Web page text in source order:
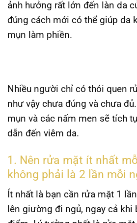
ảnh hưởng rất lớn đến làn da
đúng cách mới có thể giúp da
mụn làm phiền.
Nhiều người chỉ có thói quen
như vậy chưa đúng và chưa
mụn và các nấm men sẽ tích
dẫn đến viêm da.
1. Nên rửa mặt ít nhất
không phải là 2 lần mỗi
Ít nhất là bạn cần rửa mặt 1
lên giường đi ngủ, ngay cả khi